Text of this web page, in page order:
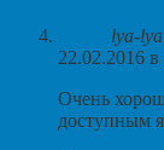
lya-lya
22.02.2016 в
Очень
доступным